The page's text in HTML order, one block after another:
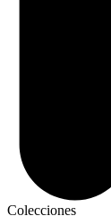
Colecciones